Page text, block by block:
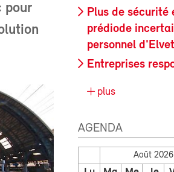
pour
Plus de sécurité
prédiode
personnel
Entreprises
plus
AGENDA
Août 2026